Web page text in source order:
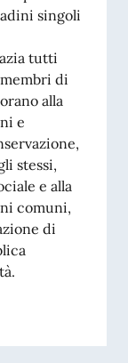
singoli
tutti
di
alla
e
stessi,
e alla
comuni,
di